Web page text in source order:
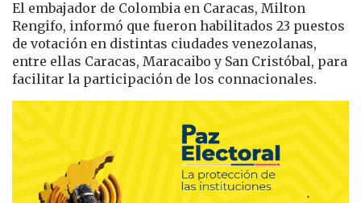
El embajador de Colombia en Caracas, Milton
Rengifo, informó que fueron habilitados 23 puestos
de votación en distintas ciudades venezolanas,
entre ellas Caracas, Maracaibo y San Cristóbal, para
facilitar la participación de los connacionales.